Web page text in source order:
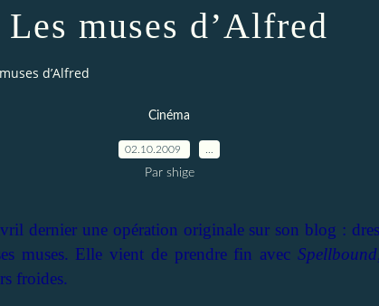
Les muses d’Alfred
d’Alfred
Cinéma
02.10.2009
Par shige
dernier une opération originale sur son blog :
muses. Elle vient de prendre fin avec Spellbound,
froides.